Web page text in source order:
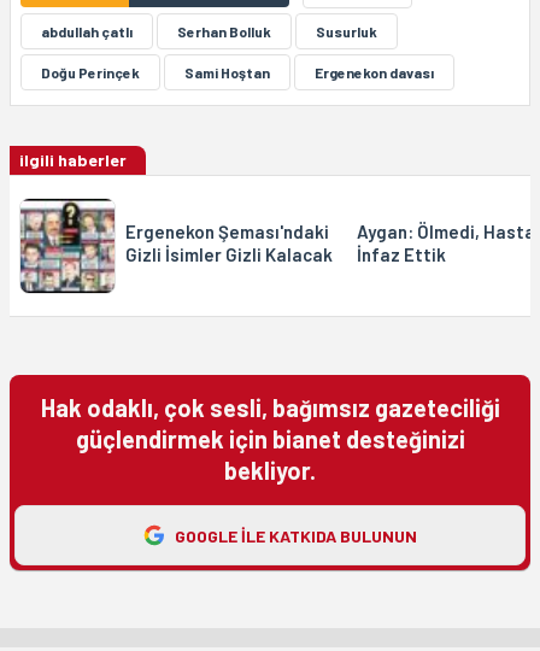
abdullah çatlı Serhan Bolluk Susurluk
Doğu Perinçek Sami Hoştan Ergenekon davası
ilgili haberler
Ergenekon Şeması'ndaki
Gizli İsimler Gizli Kalacak
Aygan: Ölmedi,
İnfaz Ettik
Hak odaklı, çok sesli, bağımsız gazeteciliği
güçlendirmek için bianet desteğinizi
bekliyor.
GOOGLE ILE KATKIDA BULUNUN